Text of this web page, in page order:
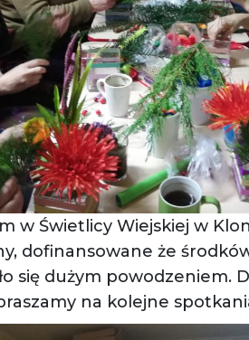
w Świetlicy Wiejskiej w
dofinansowane że
się dużym powodzeniem.
na kolejne